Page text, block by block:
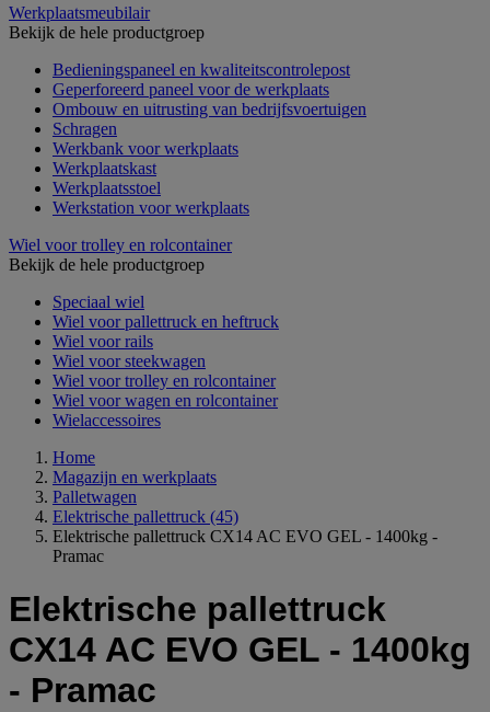
Werkplaatsmeubilair
Bekijk de hele productgroep
Bedieningspaneel en kwaliteitscontrolepost
Geperforeerd paneel voor de werkplaats
Ombouw en uitrusting van bedrijfsvoertuigen
Schragen
Werkbank voor werkplaats
Werkplaatskast
Werkplaatsstoel
Werkstation voor werkplaats
Wiel voor trolley en rolcontainer
Bekijk de hele productgroep
Speciaal wiel
Wiel voor pallettruck en heftruck
Wiel voor rails
Wiel voor steekwagen
Wiel voor trolley en rolcontainer
Wiel voor wagen en rolcontainer
Wielaccessoires
Home
Magazijn en werkplaats
Palletwagen
Elektrische pallettruck (45)
Elektrische pallettruck CX14 AC EVO GEL - 1400kg -
Pramac
Elektrische pallettruck
CX14 AC EVO GEL - 1400kg
- Pramac